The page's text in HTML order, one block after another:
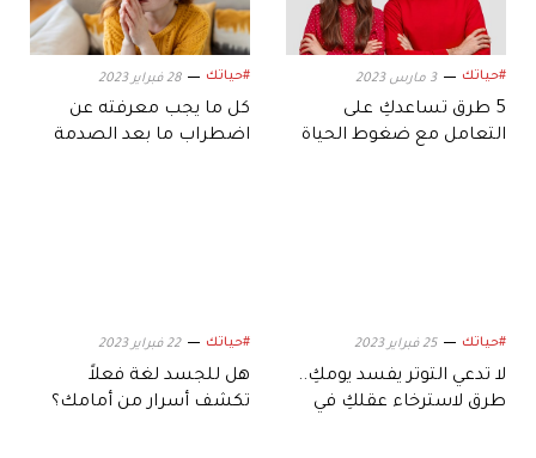
#حياتك 3 مارس 2023
5 طرق تساعدكِ على
التعامل مع ضغوط الحياة
#حياتك 28 فبراير 2023
كل ما يجب معرفته عن
اضطراب ما بعد الصدمة
#حياتك 25 فبراير 2023
لا تدعي التوتر يفسد يومكِ..
طرق لاسترخاء عقلكِ في
#حياتك 22 فبراير 2023
هل للجسد لغة فعلاً
تكشف أسرار من أمامك؟